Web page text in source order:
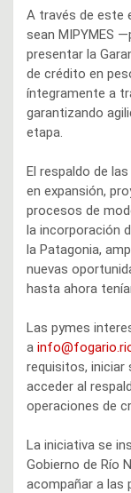
A través de este
sean MIPYMES
presentar la
de crédito en
íntegramente a
garantizando
etapa.
El respaldo de
en expansión,
procesos de
la incorporación
la Patagonia,
nuevas
hasta ahora
Las pymes
a
requisitos, iniciar
acceder al
operaciones de
La iniciativa se
Gobierno de Río
acompañar a las